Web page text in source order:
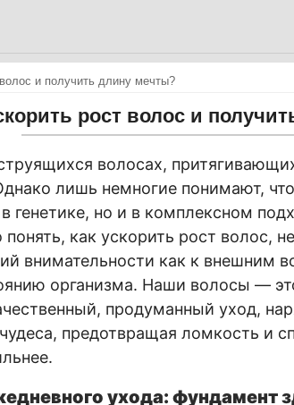
и получить длину мечты?
рост волос и
волосах,
лишь немногие понимают,
генетике, но и в комплексном
как ускорить рост волос,
внимательности как к внешним
организма. Наши волосы —
продуманный уход,
предотвращая ломкость и
ухода: фундамент